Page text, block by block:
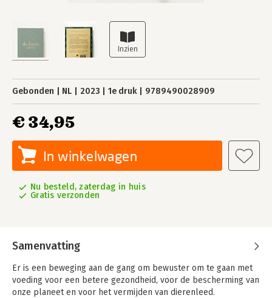
Gebonden NL 2023 1e druk 9789490028909
€ 34,95
In winkelwagen
Nu besteld, zaterdag in huis
Gratis verzonden
Samenvatting
Er is een beweging aan de gang om bewuster om te gaan met
voeding voor een betere gezondheid, voor de bescherming van
onze planeet en voor het vermijden van dierenleed.